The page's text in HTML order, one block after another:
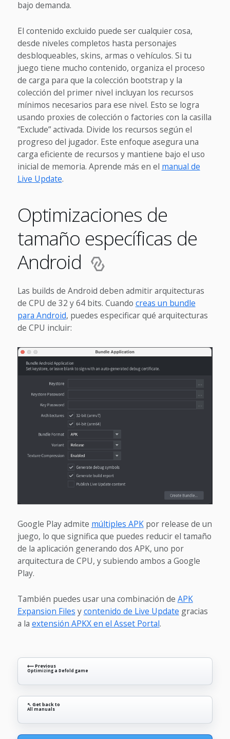
bajo demanda.
El contenido excluido puede ser cualquier cosa,
desde niveles completos hasta personajes
desbloqueables, skins, armas o vehículos. Si tu
juego tiene mucho contenido, organiza el proceso
de carga para que la colección bootstrap y la
colección del primer nivel incluyan los recursos
mínimos necesarios para ese nivel. Esto se logra
usando proxies de colección o factories con la casilla
“Exclude” activada. Divide los recursos según el
progreso del jugador. Este enfoque asegura una
carga eficiente de recursos y mantiene bajo el uso
inicial de memoria. Aprende más en el manual de
Live Update.
Optimizaciones de
tamaño específicas de
Android
Las builds de Android deben admitir arquitecturas
de CPU de 32 y 64 bits. Cuando creas un bundle
para Android, puedes especificar qué arquitecturas
de CPU incluir:
Google Play admite múltiples APKpor release de un
juego, lo que significa que puedes reducir el tamaño
de la aplicación generando dos APK, uno por
arquitectura de CPU, y subiendo ambos a Google
Play.
También puedes usar una combinación de APK
Expansion Files ycontenido de Live Update gracias
a la extensión APKX en el Asset Portal.
⟵ Previous
Optimizing a Defold game
↖ Get back to
All manuals